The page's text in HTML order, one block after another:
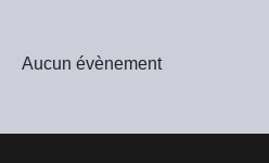
Aucun évènement